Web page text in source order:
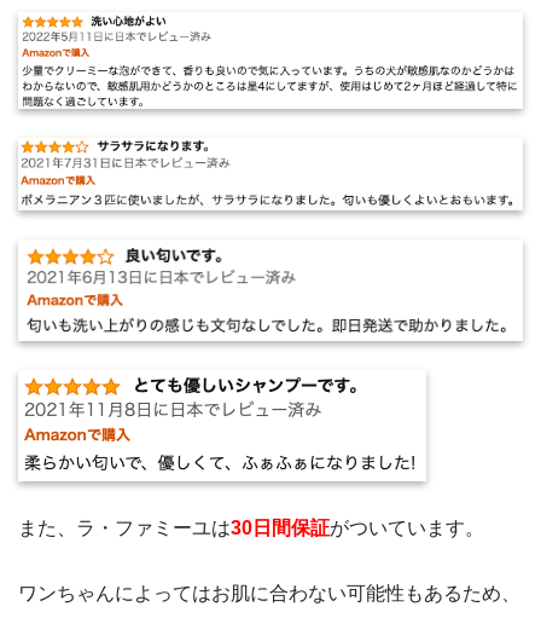
また、ラ・ファミーユは30日間保証がついています。
ワンちゃんによってはお肌に合わない可能性もあるため、